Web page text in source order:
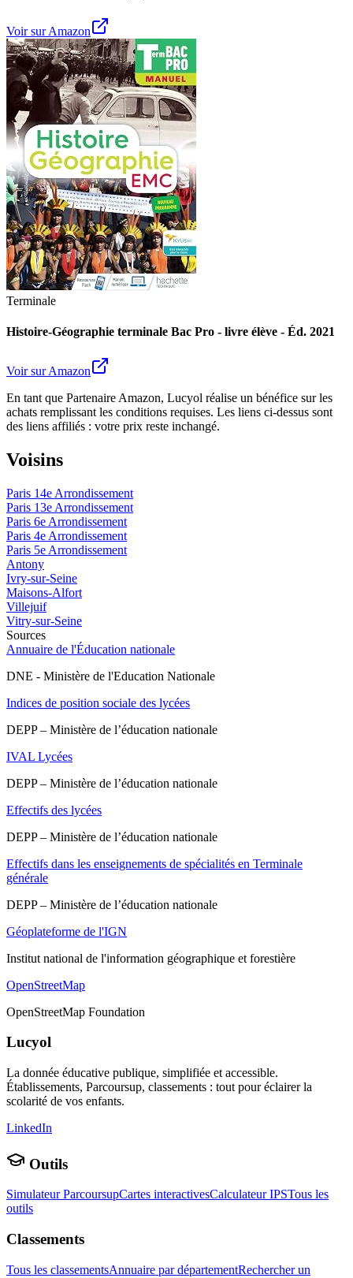
Voir sur Amazon
Terminale
Histoire-Géographie terminale Bac Pro - livre élève - Éd. 2021
Voir sur Amazon
En tant que Partenaire Amazon, Lucyol réalise un bénéfice sur les
achats remplissant les conditions requises. Les liens ci-dessus sont
des liens affiliés : votre prix reste inchangé.
Voisins
Paris 14e Arrondissement
Paris 13e Arrondissement
Paris 6e Arrondissement
Paris 4e Arrondissement
Paris 5e Arrondissement
Antony
Ivry-sur-Seine
Maisons-Alfort
Villejuif
Vitry-sur-Seine
Sources
Annuaire de l'Éducation nationale
DNE - Ministère de l'Education Nationale
Indices de position sociale des lycées
DEPP – Ministère de l’éducation nationale
IVAL Lycées
DEPP – Ministère de l’éducation nationale
Effectifs des lycées
DEPP – Ministère de l’éducation nationale
Effectifs dans les enseignements de spécialités en Terminale
générale
DEPP – Ministère de l’éducation nationale
Géoplateforme de l'IGN
Institut national de l'information géographique et forestière
OpenStreetMap
OpenStreetMap Foundation
Lucyol
La donnée éducative publique, simplifiée et accessible.
Établissements, Parcoursup, classements : tout pour éclairer la
scolarité de vos enfants.
LinkedIn
Outils
Simulateur ParcoursupCartes interactivesCalculateur IPSTous les
outils
Classements
Tous les classementsAnnuaire par départementRechercher un